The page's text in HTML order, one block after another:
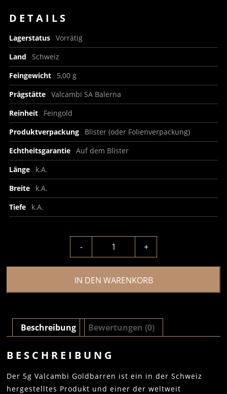
DETAILS
Lagerstatus Vorrätig
Land
Schweiz
Feingewicht
5,00 g
Prägstätte Valcambi SA Balerna
Reinheit
Feingold
Produktverpackung
Blister (oder Folienverpackung)
Echtheitsgarantie Auf dem Blister
Länge
k.A.
Breite
k.A.
Tiefe
k.A.
- +
IN DEN WARENKORB
Beschreibung Bewertungen (0)
BESCHREIBUNG
Der 5g Valcambi Goldbarren ist ein in der Schweiz
hergestelltes Produkt und einer der weltweit